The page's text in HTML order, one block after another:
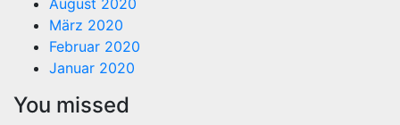
März 2020
Februar 2020
Januar 2020
You missed